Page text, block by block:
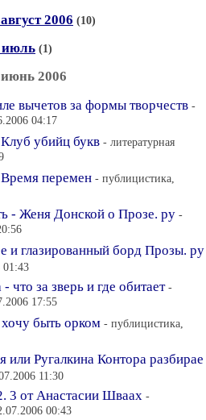
2006 (10)
июль (1)
2006
вычетов за формы творчеств -
04:17
убийц букв - литературная
перемен - публицистика,
- Женя Донской о Прозе. ру -
и глазированный борд Прозы. ру
что за зверь и где обитает -
17:55
быть орком - публицистика,
или Ругалкина Контора разбирае
11:30
3 от Анастасии Шваах -
00:43